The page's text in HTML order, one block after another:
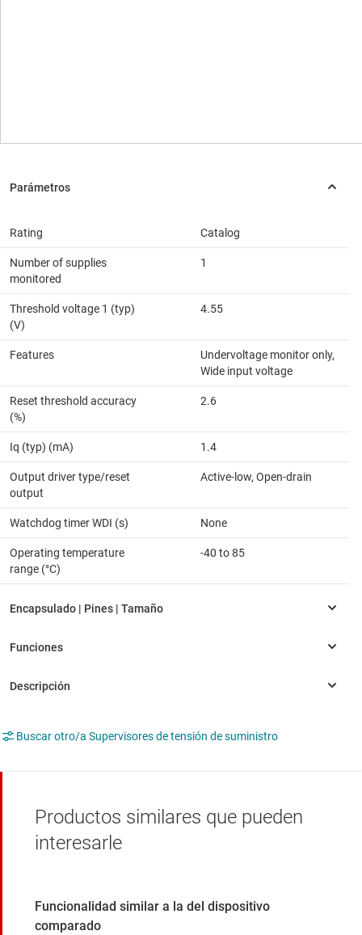
Rating Catalog
Number of supplies
monitored
1
Threshold voltage 1 (typ)
(V)
4.55
Features
Undervoltage monitor only,
Wide input voltage
Reset threshold accuracy
(%)
2.6
Iq (typ) (mA) 1.4
Output driver type/reset
output
Active-low, Open-drain
Watchdog timer WDI (s) None
Operating temperature
range (°C)
-40 to 85
Buscar otro/a Supervisores de tensión de suministro
Productos similares que pueden
interesarle
Funcionalidad similar a la del dispositivo
comparado